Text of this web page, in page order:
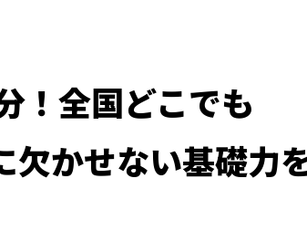
！全国どこでも
欠かせない基礎力